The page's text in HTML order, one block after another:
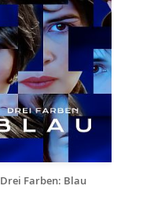
Drei Farben: Blau